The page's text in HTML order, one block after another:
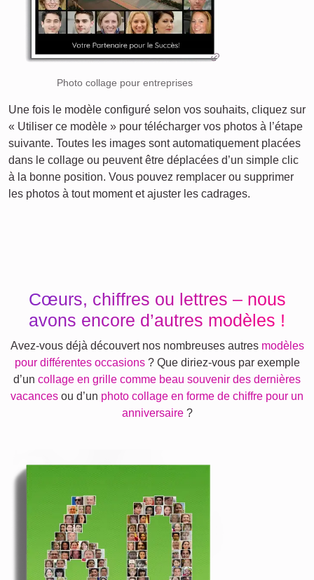
Photo collage pour entreprises
Une fois le modèle configuré selon vos souhaits, cliquez sur
« Utiliser ce modèle » pour télécharger vos photos à l’étape
suivante. Toutes les images sont automatiquement placées
dans le collage ou peuvent être déplacées d’un simple clic
à la bonne position. Vous pouvez remplacer ou supprimer
les photos à tout moment et ajuster les cadrages.
Cœurs, chiffres ou lettres – nous
avons encore d’autres modèles !
Avez-vous déjà découvert nos nombreuses autres modèles
pour différentes occasions? Que diriez-vous par exemple
d’un collage en grille comme beau souvenir des dernières
vacances ou d’un photo collage en forme de chiffre pour un
anniversaire?